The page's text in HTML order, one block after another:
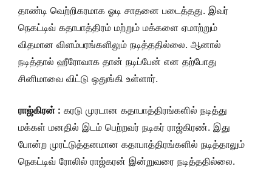
தாண்டி வெற்றிகரமாக ஓடி சாதனை படைத்தது. இவர்
நெகட்டிவ் கதாபாத்திரம் மற்றும் மக்களை ஏமாற்றும்
விதமான விளம்பரங்களிலும் நடித்ததில்லை. ஆனால்
நடித்தால் ஹீரோவாக தான் நடிப்பேன் என தற்போது
சினிமாவை விட்டு ஒதுங்கி உள்ளார்.
ராஜ்கிரன் : கரடு முரடான கதாபாத்திரங்களில் நடித்து
மக்கள் மனதில் இடம் பெற்றவர் நடிகர் ராஜ்கிரண். இது
போன்ற முரட்டுத்தனமான கதாபாத்திரங்களில் நடித்தாலும்
நெகட்டிவ் ரோலில் ராஜ்கரன் இன்றுவரை நடித்ததில்லை.